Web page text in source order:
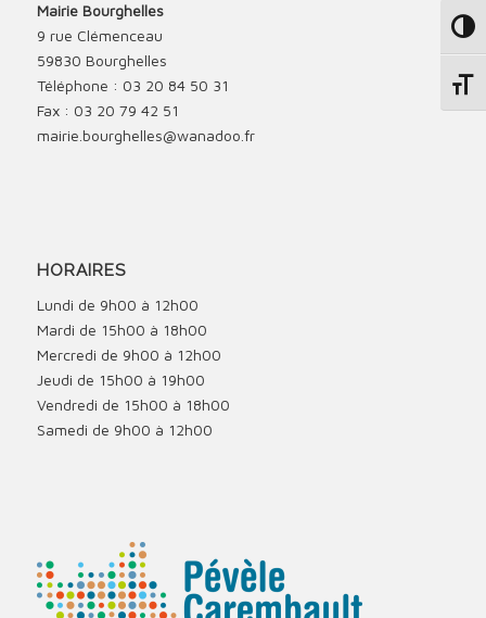
Mairie Bourghelles
9 rue Clémenceau
59830 Bourghelles
Téléphone : 03 20 84 50 31
Fax : 03 20 79 42 51
mairie.bourghelles@wanadoo.fr
HORAIRES
Lundi de 9h00 à 12h00
Mardi de 15h00 à 18h00
Mercredi de 9h00 à 12h00
Jeudi de 15h00 à 19h00
Vendredi de 15h00 à 18h00
Samedi de 9h00 à 12h00